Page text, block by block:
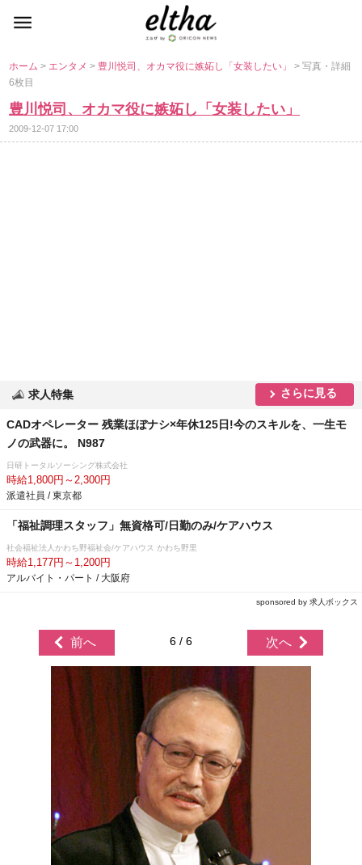
ホーム> エンタメ> 豊川悦司、オカマ役に嫉妬し「女装したい」> 写真・詳細
6枚目
豊川悦司、オカマ役に嫉妬し「女装したい」
2009-12-07 17:00
求人特集 さらに見る
CADオペレーター 残業ほぼナシ×年休125日!今のスキルを、一生モ
ノの武器に。 N987
日研トータルソーシング株式会社
時給1,800円～2,300円
派遣社員 / 東京都
「福祉調理スタッフ」無資格可/日勤のみ/ケアハウス
社会福祉法人かわち野福祉会/ケアハウス かわち野里
時給1,177円～1,200円
アルバイト・パート / 大阪府
sponsored by 求人ボックス
前へ 6 / 6 次へ